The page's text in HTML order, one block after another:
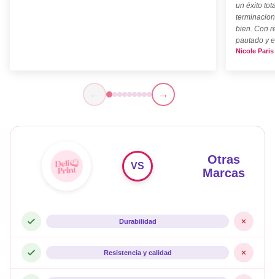
un éxito
bien. Con
pautado y
Nicole Paris
← →
Otras
Marcas
VS
Durabilidad
Resistencia y calidad